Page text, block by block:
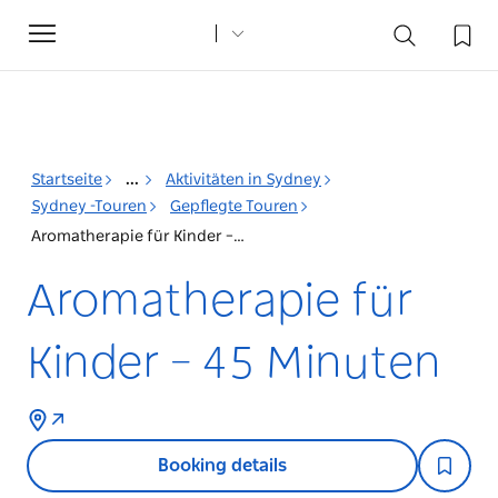
Toggle
navigation
Startseite ...
Aktivitäten in Sydney
Sydney -Touren
Gepflegte Touren
Aromatherapie für Kinder – 45 Minuten
Aromatherapie für
Kinder – 45 Minuten
Booking details